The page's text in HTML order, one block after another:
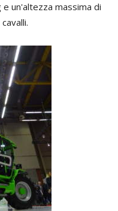
un'altezza massima di